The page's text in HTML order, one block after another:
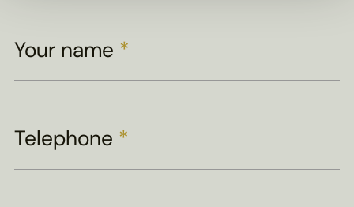
Your name *
Telephone *